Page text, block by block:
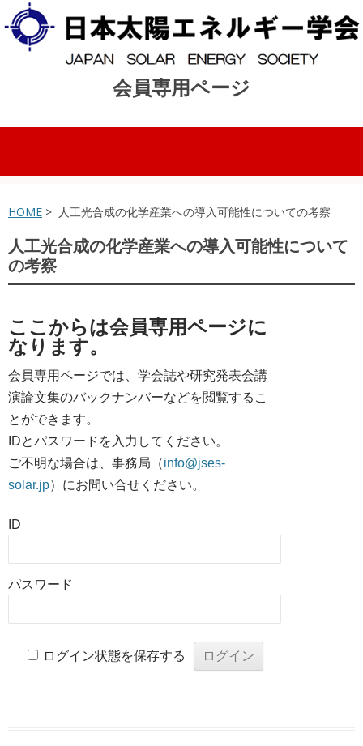
会員専用ページ
コンテンツへスキップ
HOME > 人工光合成の化学産業への導入可能性についての考察
人工光合成の化学産業への導入可能性について
の考察
ここからは会員専用ページに
なります。
会員専用ページでは、学会誌や研究発表会講
演論文集のバックナンバーなどを閲覧するこ
とができます。
IDとパスワードを入力してください。
ご不明な場合は、事務局（info@jses-
solar.jp）にお問い合せください。
ID
パスワード
ログイン状態を保存する